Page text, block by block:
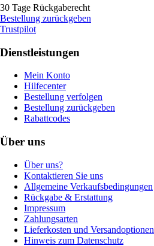
30 Tage Rückgaberecht
Bestellung zurückgeben
Trustpilot
Dienstleistungen
Mein Konto
Hilfecenter
Bestellung verfolgen
Bestellung zurückgeben
Rabattcodes
Über uns
Über uns?
Kontaktieren Sie uns
Allgemeine Verkaufsbedingungen
Rückgabe & Erstattung
Impressum
Zahlungsarten
Lieferkosten und Versandoptionen
Hinweis zum Datenschutz